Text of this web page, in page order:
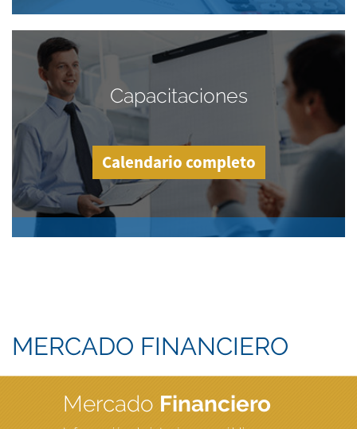
Capacitaciones
Calendario completo
MERCADO FINANCIERO
Mercado Financiero